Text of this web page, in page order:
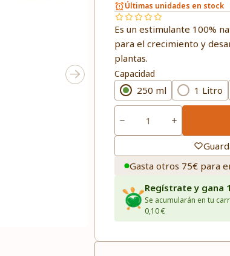
Últimas unidades en stock
Es un estimulante 100%
para el crecimiento y
plantas.
Capacidad
250 ml 1 Litro
Gasta otros 75€ para
Regístrate y gana
Se acumularán en tu
0,10 €